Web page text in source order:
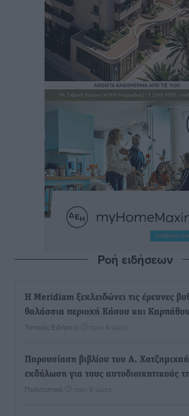
Ροή ειδήσεων
Η Meridiam ξεκλειδώνει τις έρευνες
θαλάσσια περιοχή Κάσου και
Τοπικές Ειδήσεις πριν 4 ώρες
Παρουσίαση βιβλίου του Α.
εκδήλωση για τους αυτοδιοικητικούς
Πολιτιστικά πριν 6 ώρες